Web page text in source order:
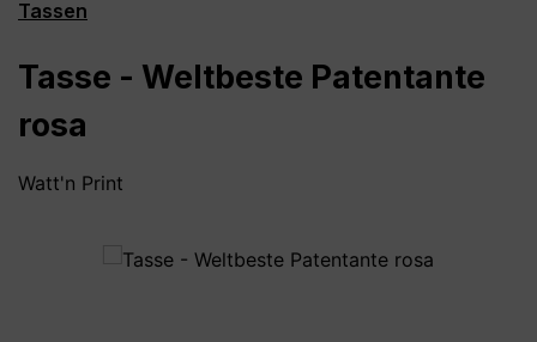
Tassen
Tasse - Weltbeste Patentante
rosa
Watt'n Print
Bildergalerie überspringen